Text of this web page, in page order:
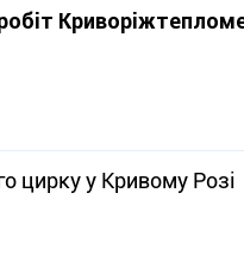
цирку у Кривому Розі